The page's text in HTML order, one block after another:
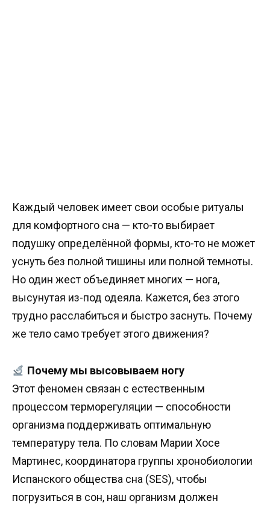
Каждый человек имеет свои особые ритуалы
для комфортного сна — кто-то выбирает
подушку определённой формы, кто-то не может
уснуть без полной тишины или полной темноты.
Но один жест объединяет многих — нога,
высунутая из-под одеяла. Кажется, без этого
трудно расслабиться и быстро заснуть. Почему
же тело само требует этого движения?
Почему мы высовываем ногу
Этот феномен связан с естественным
процессом терморегуляции — способности
организма поддерживать оптимальную
температуру тела. По словам Марии Хосе
Мартинес, координатора группы хронобиологии
Испанского общества сна (SES), чтобы
погрузиться в сон, наш организм должен